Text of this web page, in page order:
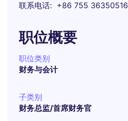
联系电话
+86 755 36350516
职位概要
职位类别
财务与会计
子类别
财务总监/首席财务官